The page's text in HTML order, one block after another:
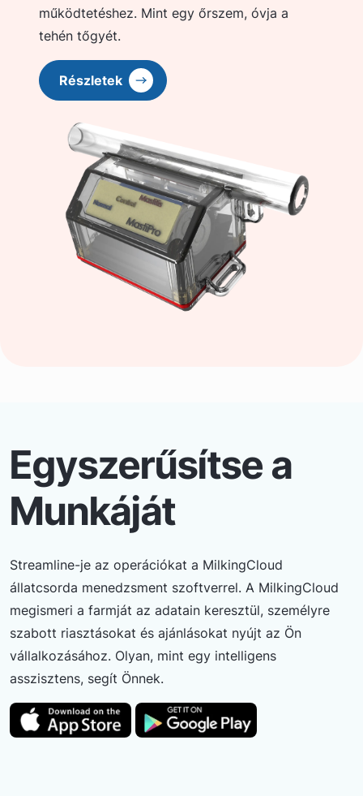
működtetéshez. Mint egy őrszem, óvja a
tehén tőgyét.
Részletek
Egyszerűsítse a
Munkáját
Streamline-je az operációkat a MilkingCloud
állatcsorda menedzsment szoftverrel. A MilkingCloud
megismeri a farmját az adatain keresztül, személyre
szabott riasztásokat és ajánlásokat nyújt az Ön
vállalkozásához. Olyan, mint egy intelligens
asszisztens, segít Önnek.